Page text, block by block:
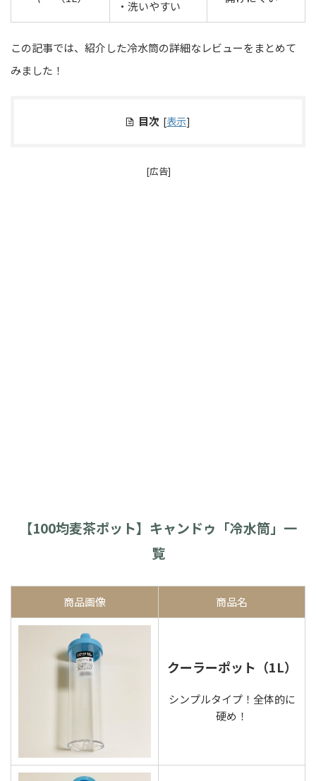
・洗いやすい
この記事では、紹介した冷水筒の詳細なレビューをまとめて
みました！
目次 [表示]
[広告]
【100均麦茶ポット】キャンドゥ「冷水筒」一
覧
商品画像 商品名
クーラーポット（1L）
シンプルタイプ！全体的に
硬め！